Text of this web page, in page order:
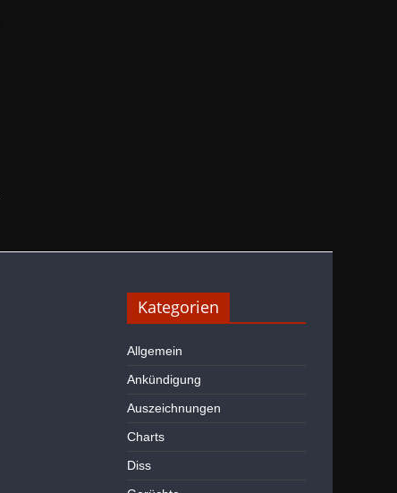
Kategorien
Allgemein
Ankündigung
Auszeichnungen
Charts
Diss